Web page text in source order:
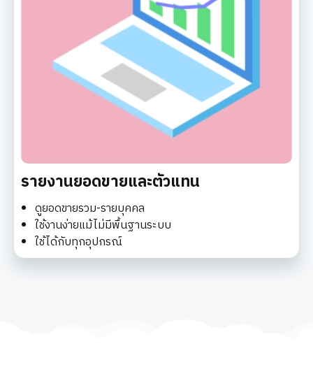
รายงานยอดขายและตัวแทน
ดูยอดขายรวม-รายบุคคล
ใช้งานง่ายแม้ไม่มีพื้นฐานระบบ
ใช้ได้กับทุกอุปกรณ์